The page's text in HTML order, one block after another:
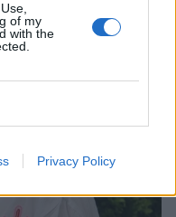
of my
with the
Privacy Policy